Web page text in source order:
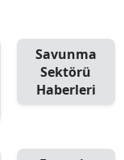
Savunma
Sektörü
Haberleri